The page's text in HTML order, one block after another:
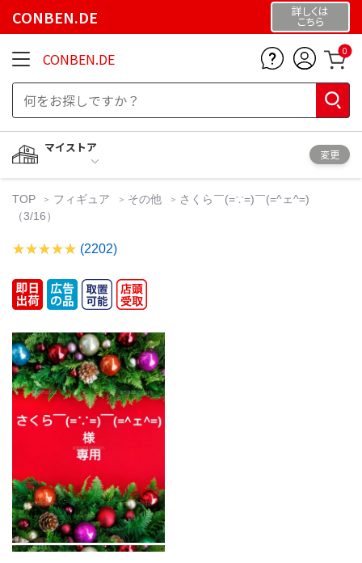
CONBEN.DE 詳しくは
こちら
CONBEN.DE 0
マイストア
変更
TOP フィギュア その他
さくら￣(=∵=)￣(=^ェ^=)
（3/16）
(2202)